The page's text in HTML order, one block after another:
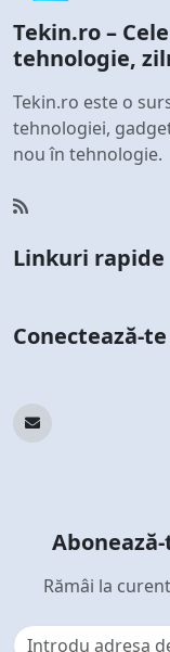
Tekin.ro –
tehnologie,
Tekin.ro este o
tehnologiei,
nou în tehnologie.
Linkuri rapide
Conectează-
Rămâi la